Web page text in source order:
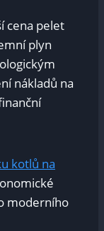
cena pelet
plyn
nákladů na
kotlů na
moderního